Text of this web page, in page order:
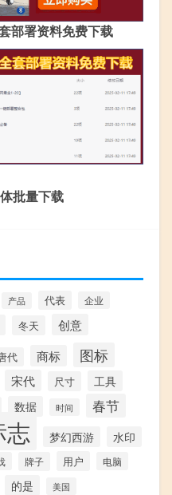
部署资料免费下载
批量下载
产品 代表 企业
冬天 创意
代 商标 图标
宋代 尺寸 工具
数据 时间 春节
志 梦幻西游 水印
牌子 用户 电脑
的是 美国